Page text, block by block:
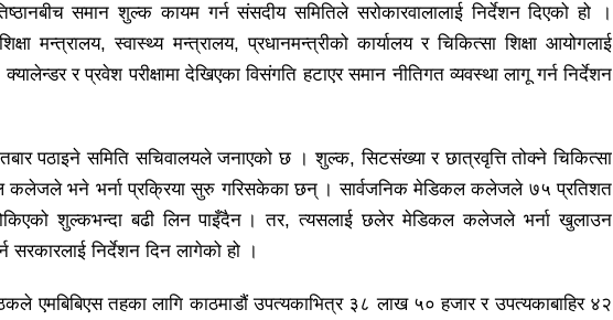
समान शुल्क कायम गर्न संसदीय समितिले सरोकारवालालाई निर्देशन दिएको हो ।
मन्त्रालय, स्वास्थ्य मन्त्रालय, प्रधानमन्त्रीको कार्यालय र चिकित्सा शिक्षा आयोगलाई
र प्रवेश परीक्षामा देखिएका विसंगति हटाएर समान नीतिगत व्यवस्था लागू गर्न निर्देशन
पठाइने समिति सचिवालयले जनाएको छ । शुल्क, सिटसंख्या र छात्रवृत्ति तोक्ने चिकित्सा
कलेजले भने भर्ना प्रक्रिया सुरु गरिसकेका छन् । सार्वजनिक मेडिकल कलेजले ७५ प्रतिशत
तोकिएको शुल्कभन्दा बढी लिन पाइँदैन । तर, त्यसलाई छलेर मेडिकल कलेजले भर्ना खुलाउन
निर्देशन दिन लागेको हो ।
एमबिबिएस तहका लागि काठमाडौं उपत्यकाभित्र ३८ लाख ५० हजार र उपत्यकाबाहिर ४२